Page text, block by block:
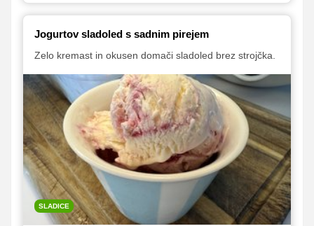
Jogurtov sladoled s sadnim pirejem
Zelo kremast in okusen domači sladoled brez strojčka.
SLADICE